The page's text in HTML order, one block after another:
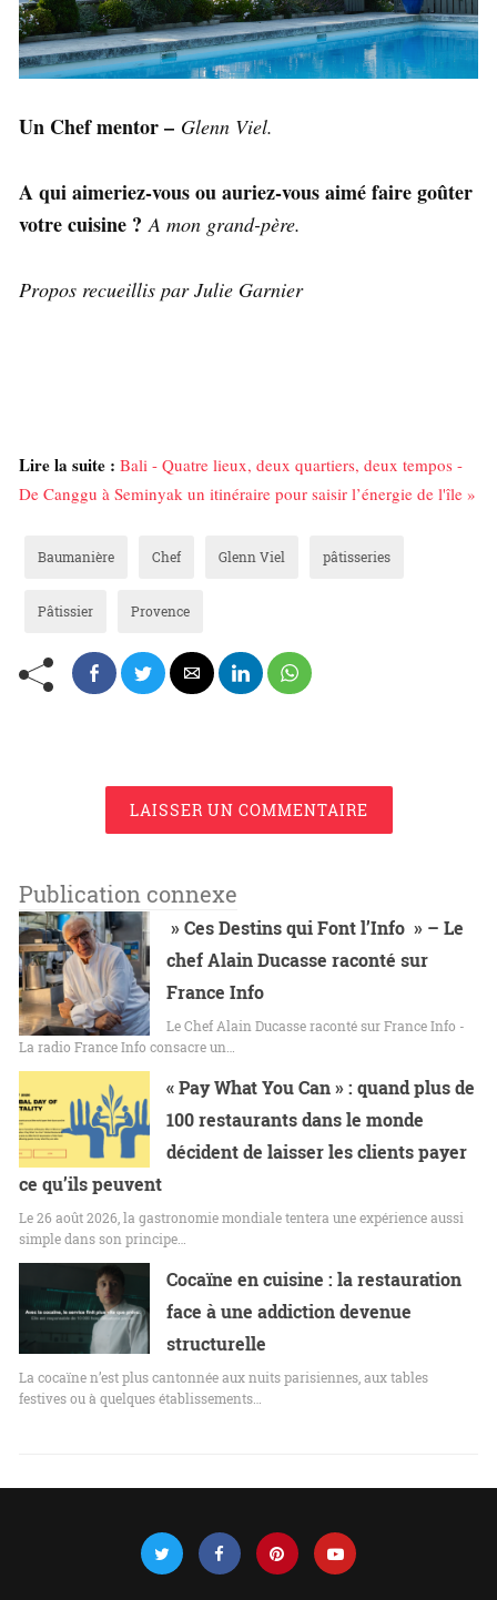
Un Chef mentor – Glenn Viel.
A qui aimeriez-vous ou auriez-vous aimé faire goûter
votre cuisine ? A mon grand-père.
Propos recueillis par Julie Garnier
Lire la suite : Bali - Quatre lieux, deux quartiers, deux tempos -
De Canggu à Seminyak un itinéraire pour saisir l’énergie de l'île »
Baumanière Chef Glenn Viel pâtisseries
Pâtissier Provence
LAISSER UN COMMENTAIRE
Publication connexe
» Ces Destins qui Font l’Info » – Le
chef Alain Ducasse raconté sur
France Info
Le Chef Alain Ducasse raconté sur France Info -
La radio France Info consacre un…
« Pay What You Can » : quand plus de
100 restaurants dans le monde
décident de laisser les clients payer
ce qu’ils peuvent
Le 26 août 2026, la gastronomie mondiale tentera une expérience aussi
simple dans son principe…
Cocaïne en cuisine : la restauration
face à une addiction devenue
structurelle
La cocaïne n’est plus cantonnée aux nuits parisiennes, aux tables
festives ou à quelques établissements…